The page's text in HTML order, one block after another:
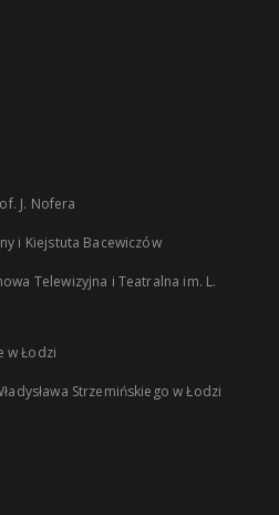
J. Nofera
i Kiejstuta Bacewiczów
Telewizyjna i Teatralna im. L.
w Łodzi
Strzemińskiego w Łodzi